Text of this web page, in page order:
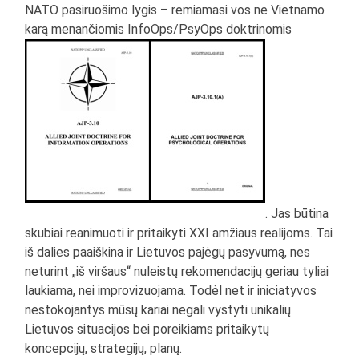
NATO pasiruošimo lygis – remiamasi vos ne Vietnamo
karą menančiomis InfoOps/PsyOps doktrinomis
. Jas būtina
skubiai reanimuoti ir pritaikyti XXI amžiaus realijoms. Tai
iš dalies paaiškina ir Lietuvos pajėgų pasyvumą, nes
neturint „iš viršaus“ nuleistų rekomendacijų geriau tyliai
laukiama, nei improvizuojama. Todėl net ir iniciatyvos
nestokojantys mūsų kariai negali vystyti unikalių
Lietuvos situacijos bei poreikiams pritaikytų
koncepcijų, strategijų, planų.